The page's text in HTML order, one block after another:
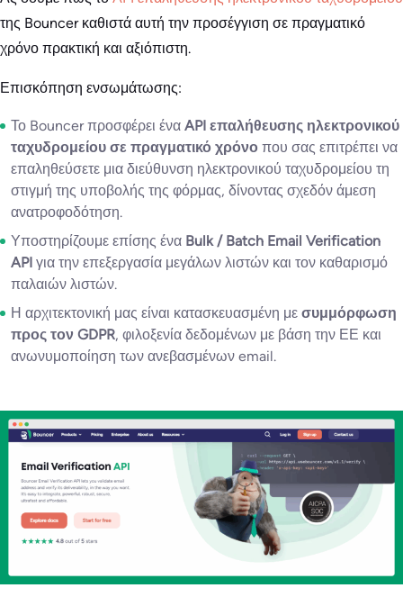
της Bouncer καθιστά αυτή την προσέγγιση σε πραγματικό
χρόνο πρακτική και αξιόπιστη.
Επισκόπηση ενσωμάτωσης:
Το Bouncer προσφέρει ένα API επαλήθευσης ηλεκτρονικού
ταχυδρομείου σε πραγματικό χρόνο που σας επιτρέπει να
επαληθεύσετε μια διεύθυνση ηλεκτρονικού ταχυδρομείου τη
στιγμή της υποβολής της φόρμας, δίνοντας σχεδόν άμεση
ανατροφοδότηση.
Υποστηρίζουμε επίσης ένα Bulk / Batch Email Verification
API για την επεξεργασία μεγάλων λιστών και τον καθαρισμό
παλαιών λιστών.
Η αρχιτεκτονική μας είναι κατασκευασμένη με συμμόρφωση
προς τον GDPR, φιλοξενία δεδομένων με βάση την ΕΕ και
ανωνυμοποίηση των ανεβασμένων email.